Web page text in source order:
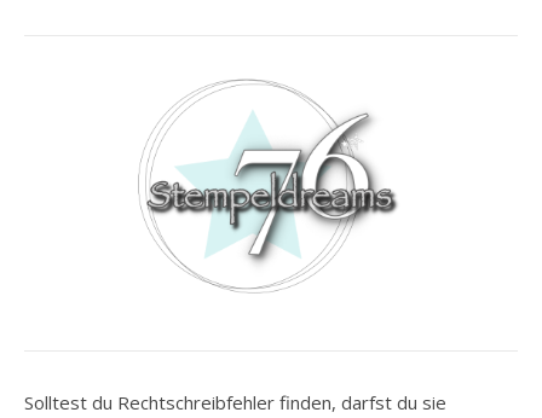
Solltest du Rechtschreibfehler finden, darfst du sie